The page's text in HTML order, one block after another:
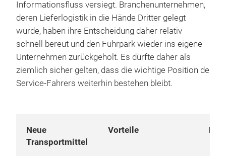
Informationsfluss versiegt. Branchenunternehmen,
deren Lieferlogistik in die Hände Dritter gelegt
wurde, haben ihre Entscheidung daher relativ
schnell bereut und den Fuhrpark wieder ins eigene
Unternehmen zurückgeholt. Es dürfte daher als
ziemlich sicher gelten, dass die wichtige Position de
Service-Fahrers weiterhin bestehen bleibt.
Neue
Transportmittel
Vorteile